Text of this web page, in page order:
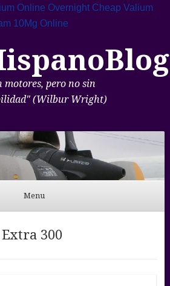
Online Overnight Cheap Valium
10Mg Online
motores, pero no sin
(Wilbur Wright)
Menu
Extra 300